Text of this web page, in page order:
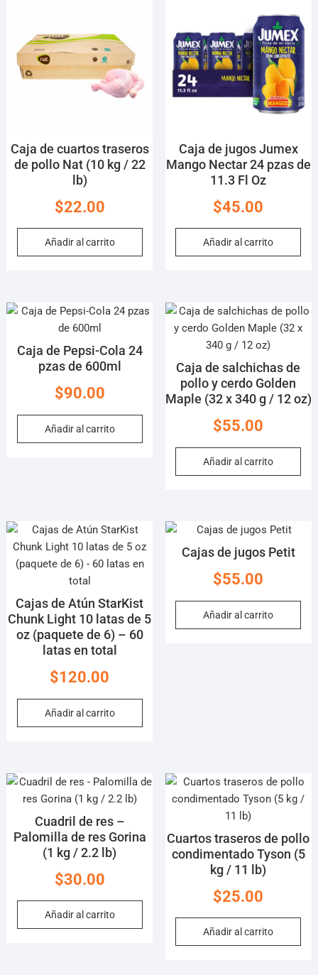
Caja de cuartos traseros
de pollo Nat (10 kg / 22
lb)
$22.00
Añadir al carrito
Caja de jugos Jumex
Mango Nectar 24 pzas de
11.3 Fl Oz
$45.00
Añadir al carrito
Caja de Pepsi-Cola 24
pzas de 600ml
$90.00
Añadir al carrito
Caja de salchichas de
pollo y cerdo Golden
Maple (32 x 340 g / 12 oz)
$55.00
Añadir al carrito
Cajas de Atún StarKist
Chunk Light 10 latas de 5
oz (paquete de 6) – 60
latas en total
$120.00
Añadir al carrito
Cajas de jugos Petit
$55.00
Añadir al carrito
Cuadril de res –
Palomilla de res Gorina
(1 kg / 2.2 lb)
$30.00
Añadir al carrito
Cuartos traseros de pollo
condimentado Tyson (5
kg / 11 lb)
$25.00
Añadir al carrito